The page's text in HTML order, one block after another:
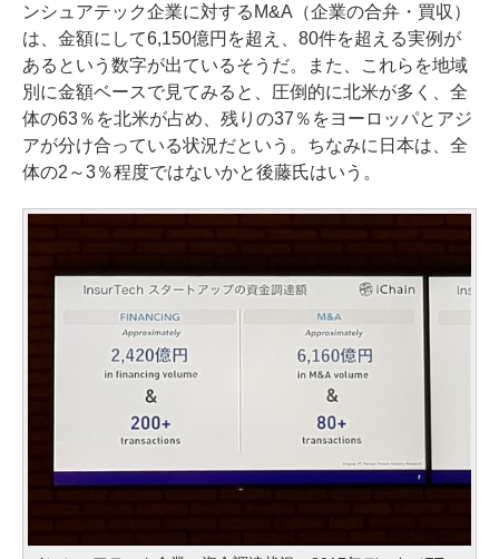
ンシュアテック企業に対するM&A（企業の合弁・買収）
は、金額にして6,150億円を超え、80件を超える実例が
あるという数字が出ているそうだ。また、これらを地域
別に金額ベースで見てみると、圧倒的に北米が多く、全
体の63％を北米が占め、残りの37％をヨーロッパとアジ
アが分け合っている状況だという。ちなみに日本は、全
体の2～3％程度ではないかと後藤氏はいう。